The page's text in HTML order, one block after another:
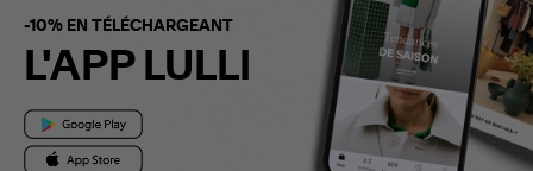
-10% EN TÉLÉCHARGEANT
L'APP LULLI